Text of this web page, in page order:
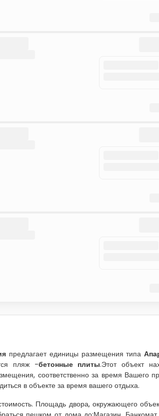
предлагает единицы размещения типа
пляж -бетонные плиты.Этот объект
соответственно за время Вашего
в объекте за время вашего отдыха.
Площадь двора, окружающего